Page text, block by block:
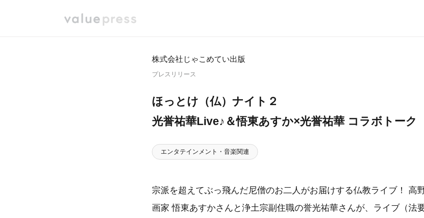
株式会社じゃこめてい出版
プレスリリース
ほっとけ（仏）ナ
光誉祐華Live♪＆悟東あすか×光誉祐華 コラボトーク
エンタテインメント・音楽関連
宗派を超えてぶっ飛んだ尼僧のお二人がお届けする仏教ライブ！ 高
画家 悟東あすかさんと浄土宗副住職の誉光祐華さんが、ライブ（法